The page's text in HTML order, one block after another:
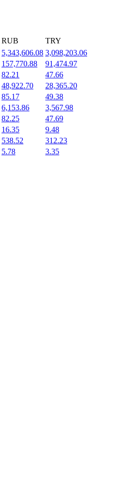
RUB
TRY
5,343,606.08 3,098,203.06
157,770.88
91,474.97
82.21
47.66
48,922.70
28,365.20
85.17
49.38
6,153.86
3,567.98
82.25
47.69
16.35
9.48
538.52
312.23
5.78
3.35